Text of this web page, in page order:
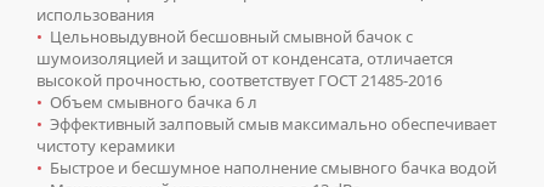
использования
• Цельновыдувной бесшовный смывной бачок с
шумоизоляцией и защитой от конденсата, отличается
высокой прочностью, соответствует ГОСТ 21485-2016
• Объем смывного бачка 6 л
• Эффективный залповый смыв максимально обеспечивает
чистоту керамики
• Быстрое и бесшумное наполнение смывного бачка водой
ПОЛУПЕНАЛЫ ПОДВЕСНЫЕ
ТУМБЫ С УМЫВАЛЬНИКОМ НАПОЛЬНЫЕ
ТУМБЫ С УМЫВАЛЬНИКОМ ПОДВЕСНЫЕ
ШКАФЫ НАВЕСНЫЕ
ПРОФЕССИОНАЛЬНЫЕ МОЙКИ
СИФОНЫ ДЛЯ КУХОННЫХ МОЕК
СТАЛЬНЫЕ РАДИАТОРЫ
КОМПЛЕКТУЮЩИЕ ДЛЯ РАДИАТОРОВ
ЛЮКИ ПОД ПОКРАСКУ
НАПОЛЬНЫЕ ЛЮКИ
ИНСТАЛЛЯЦИИ ДЛЯ МГН
ПОРУЧНИ ДЛЯ МГН
СМЕСИТЕЛИ ДЛЯ МГН
УМЫВАЛЬНИКИ ДЛЯ МГН
Смесители
СМЕСИТЕЛИ ДЛЯ БИДЕ
СМЕСИТЕЛИ ДЛЯ ВАННЫ
СМЕСИТЕЛИ ДЛЯ ДУША
Сифоны
ДЛЯ ДУШЕВЫХ ПОДДОНОВ
ДЛЯ УМЫВАЛЬНИКОВ
Сушилки для рук
АВТОМАТИЧЕСКИЕ СУШИЛКИ ДЛЯ РУК
Умывальники